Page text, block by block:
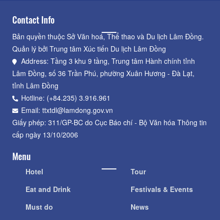
Contact Info
Bản quyền thuộc Sở Văn hoá, Thể thao và Du lịch Lâm Đồng.
Quản lý bởi Trung tâm Xúc tiến Du lịch Lâm Đồng
Address: Tầng 3 khu 9 tầng, Trung tâm Hành chính tỉnh
Lâm Đồng, số 36 Trần Phú, phường Xuân Hương - Đà Lạt,
tỉnh Lâm Đồng
Hotline: (+84.235) 3.916.961
Email: ttxtdl@lamdong.gov.vn
Giấy phép: 311/GP-BC do Cục Báo chí - Bộ Văn hóa Thông tin
cấp ngày 13/10/2006
Menu
Hotel
Eat and Drink
Must do
Tour
Festivals & Events
News